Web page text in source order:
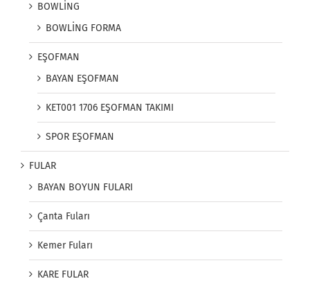
BOWLİNG
BOWLİNG FORMA
EŞOFMAN
BAYAN EŞOFMAN
KET001 1706 EŞOFMAN TAKIMI
SPOR EŞOFMAN
FULAR
BAYAN BOYUN FULARI
Çanta Fuları
Kemer Fuları
KARE FULAR